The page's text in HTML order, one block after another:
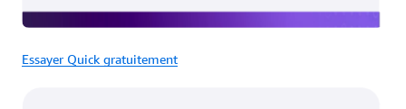
Essayer Quick gratuitement